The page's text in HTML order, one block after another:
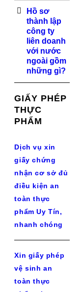
Hồ sơ
thành lập
công ty
liên doanh
với nước
ngoài gồm
những gì?
GIẤY PHÉP
THỰC
PHẨM
Dịch vụ xin
giấy chứng
nhận cơ sở đủ
điều kiện an
toàn thực
phẩm Uy Tín,
nhanh chóng
Xin giấy phép
vệ sinh an
toàn thực